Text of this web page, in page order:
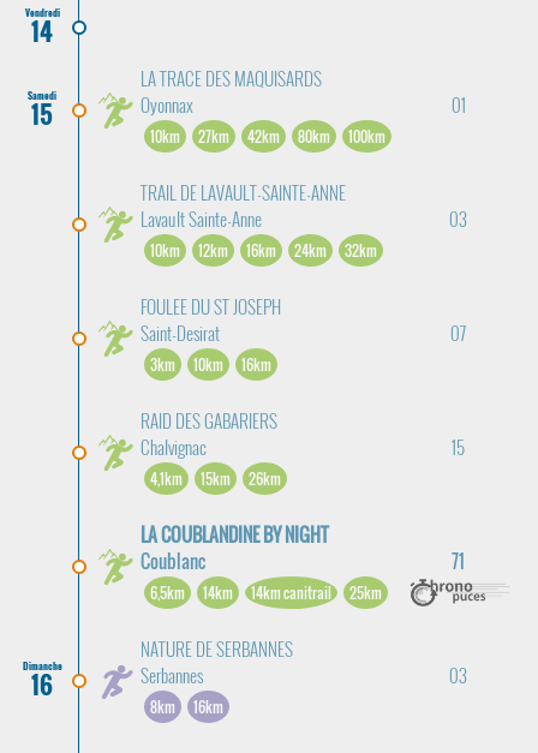
Vendredi
14
Samedi
15
LA TRACE DES MAQUISARDS
Oyonnax
01
10km 27km 42km 80km 100km
TRAIL DE LAVAULT-SAINTE-ANNE
Lavault Sainte-Anne
03
10km 12km 16km 24km 32km
FOULEE DU ST JOSEPH
Saint-Desirat
07
3km 10km 16km
RAID DES GABARIERS
Chalvignac
15
4,1km 15km 26km
LA COUBLANDINE BY NIGHT
Coublanc
71
6,5km 14km 14km canitrail 25km
Dimanche
16
NATURE DE SERBANNES
Serbannes
03
8km 16km